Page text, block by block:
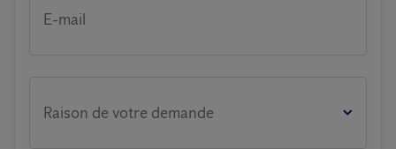
E-mail
Raison de votre demande